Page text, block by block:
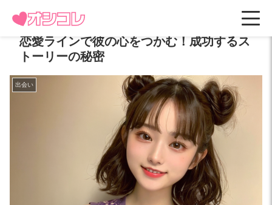
恋愛ラインで彼の心をつかむ！成功するス
トーリーの秘密
出会い